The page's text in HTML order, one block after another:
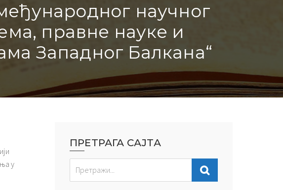
научног
правне науке и
Западног Балкана“
у
ПРЕТРАГА САЈТА